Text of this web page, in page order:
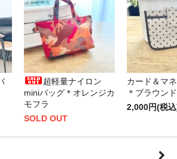
超軽量ナイロン
miniバッグ＊オレンジカ
モフラ
SOLD OUT
カード＆マ
＊ブラウン
2,000円(税